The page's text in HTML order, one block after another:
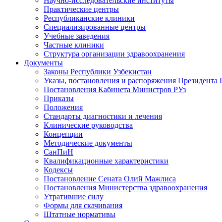
Практические центры
Республиканские клиники
Специализированные центры
Учебные заведения
Частные клиники
Структура организации здравоохранения
Документы
Законы Республики Узбекистан
Указы, постановления и распоряжения Президента
Постановления Кабинета Министров РУз
Приказы
Положения
Стандарты диагностики и лечения
Клинические руководства
Концепции
Методические документы
СанПиН
Квалификационные характеристики
Кодексы
Постановление Сената Олий Мажлиса
Постановления Министерства здравоохранения
Утратившие силу
Формы для скачивания
Штатные нормативы